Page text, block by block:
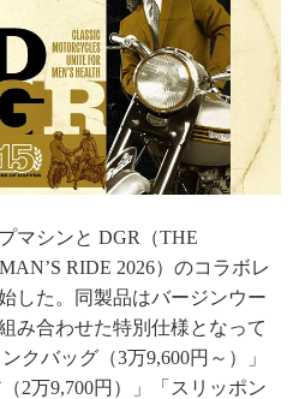
マシンと DGR（THE
RIDE 2026）のコラボレ
した。同製品はバージンウー
み合わせた特別仕様となって
クバッグ（3万9,600円～）」
2万9,700円）」「スリッポン